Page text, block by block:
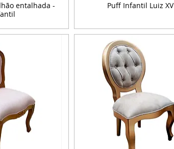
entalhada -
Puff Infantil Luiz XV